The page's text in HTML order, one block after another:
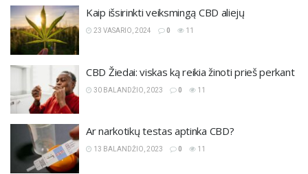
Kaip išsirinkti veiksmingą CBD aliejų
23 VASARIO, 2024 0 11
CBD Žiedai: viskas ką reikia žinoti prieš perkant
30 BALANDŽIO, 2023 0 11
Ar narkotikų testas aptinka CBD?
13 BALANDŽIO, 2023 0 11